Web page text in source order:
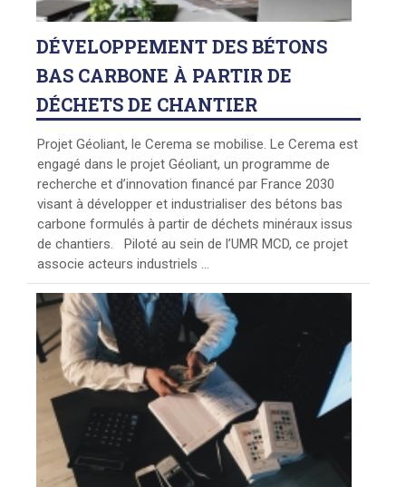
DÉVELOPPEMENTDES BÉTONS
BAS CARBONE À PARTIR DE
DÉCHETS DE CHANTIER
Projet Géoliant, le Cerema se mobilise. Le Cerema est
engagé dans le projet Géoliant, un programme de
recherche et d’innovation financé par France 2030
visant à développer et industrialiser des bétons bas
carbone formulés à partir de déchets minéraux issus
de chantiers. Piloté au sein de l’UMR MCD, ce projet
associe acteurs industriels ...